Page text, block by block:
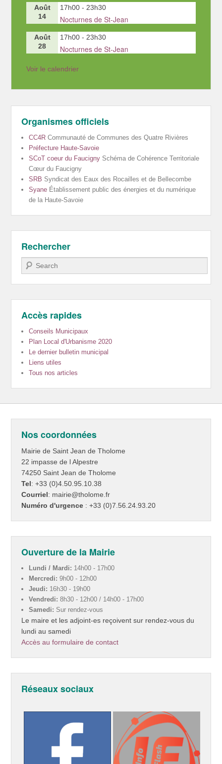
Août
14
17h00 - 23h30
Nocturnes de St-Jean
Août
28
17h00 - 23h30
Nocturnes de St-Jean
Voir le calendrier
Organismes officiels
CC4R Communauté de Communes des Quatre Rivières
Préfecture Haute-Savoie
SCoT coeur du Faucigny Schéma de Cohérence Territoriale
Cœur du Faucigny
SRB Syndicat des Eaux des Rocailles et de Bellecombe
Syane Établissement public des énergies et du numérique
de la Haute-Savoie
Rechercher
Recherche
Accès rapides
Conseils Municipaux
Plan Local d'Urbanisme 2020
Le dernier bulletin municipal
Liens utiles
Tous nos articles
Nos coordonnées
Mairie de Saint Jean de Tholome
22 impasse de l Alpestre
74250 Saint Jean de Tholome
Tel: +33 (0)4.50.95.10.38
Courriel: mairie@tholome.fr
Numéro d'urgence : +33 (0)7.56.24.93.20
Ouverture de la Mairie
Lundi / Mardi: 14h00 - 17h00
Mercredi: 9h00 - 12h00
Jeudi: 16h30 - 19h00
Vendredi: 8h30 - 12h00 / 14h00 - 17h00
Samedi: Sur rendez-vous
Le maire et les adjoint-es reçoivent sur rendez-vous du
lundi au samedi
Accès au formulaire de contact
Réseaux sociaux